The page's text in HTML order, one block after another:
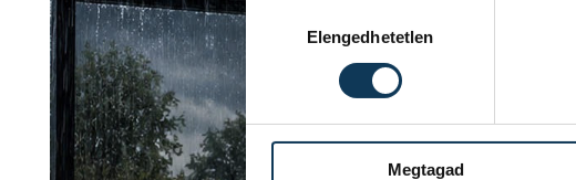
Hozzájárulás kiválasztása
Elengedhetetlen
Megtagad